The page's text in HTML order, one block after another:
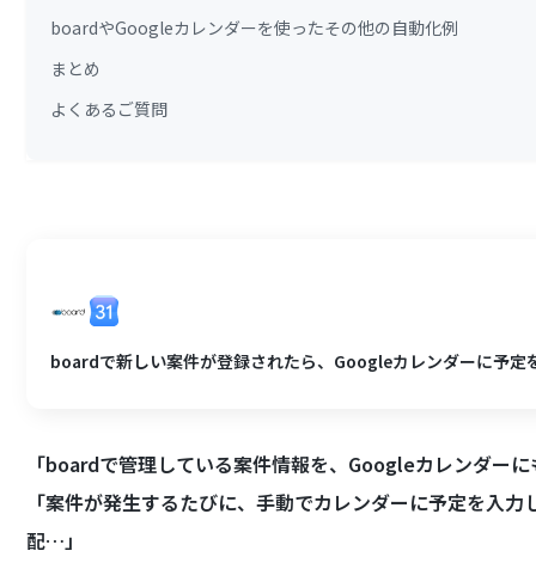
boardやGoogleカレンダーを使ったその他の自動化例
まとめ
よくあるご質問
boardで新しい案件が登録されたら、Googleカレンダーに予定
「boardで管理している案件情報を、Googleカレンダー
「案件が発生するたびに、手動でカレンダーに予定を入
配…」